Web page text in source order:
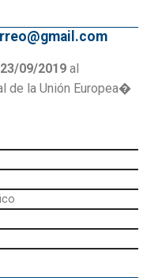
23/09/2019 al
de la Unión Europea�